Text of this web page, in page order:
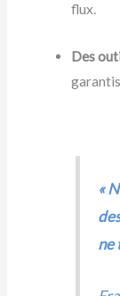
flux.
Des
«
ne